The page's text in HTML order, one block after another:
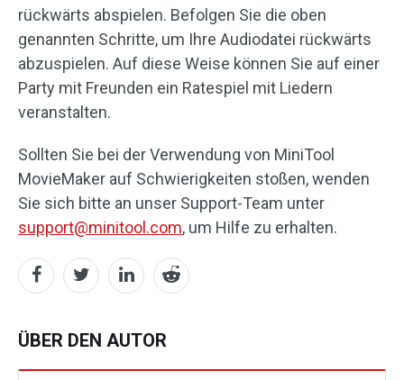
rückwärts abspielen. Befolgen Sie die oben
genannten Schritte, um Ihre Audiodatei rückwärts
abzuspielen. Auf diese Weise können Sie auf einer
Party mit Freunden ein Ratespiel mit Liedern
veranstalten.
Sollten Sie bei der Verwendung von MiniTool
MovieMaker auf Schwierigkeiten stoßen, wenden
Sie sich bitte an unser Support-Team unter
support@minitool.com, um Hilfe zu erhalten.
ÜBER DEN AUTOR